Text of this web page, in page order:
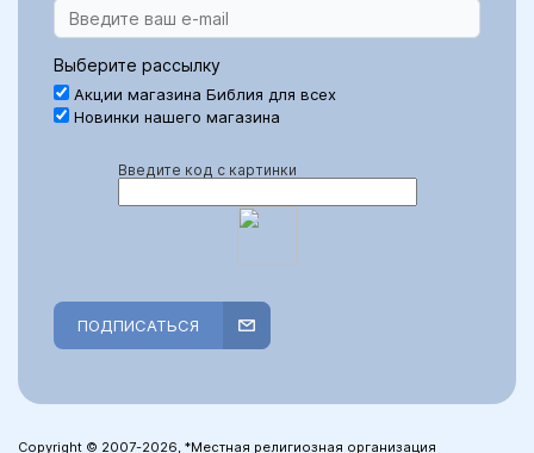
Выберите рассылку
Акции магазина Библия для всех
Новинки нашего магазина
Введите код с картинки
ПОДПИСАТЬСЯ
Copyright © 2007-2026, *Местная религиозная организация